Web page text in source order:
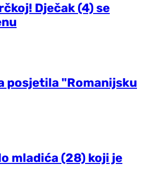
Dječak (4) se
posjetila "Romanijsku
mladića (28) koji je